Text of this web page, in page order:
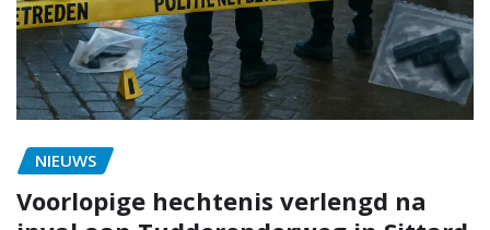
NIEUWS
Voorlopige hechtenis verlengd na